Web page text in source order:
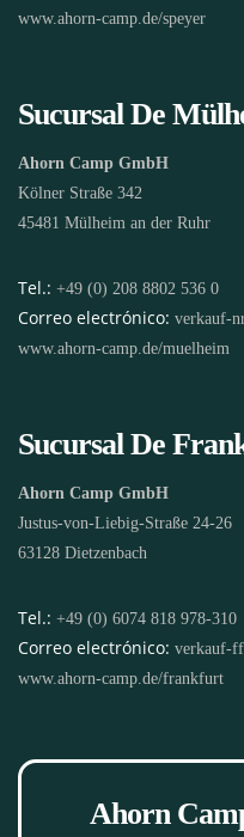
www.ahorn-camp.de/speyer
Sucursal De
Ahorn Camp GmbH
Kölner Straße 342
45481 Mülheim an der Ruhr
Tel.: +49 (0) 208 8802 536 0
Correo electrónico: verkauf-
www.ahorn-camp.de/muelheim
Sucursal De
Ahorn Camp GmbH
Justus-von-Liebig-Straße 24-26
63128 Dietzenbach
Tel.: +49 (0) 6074 818 978-310
Correo electrónico: verkauf-
www.ahorn-camp.de/frankfurt
Ahorn